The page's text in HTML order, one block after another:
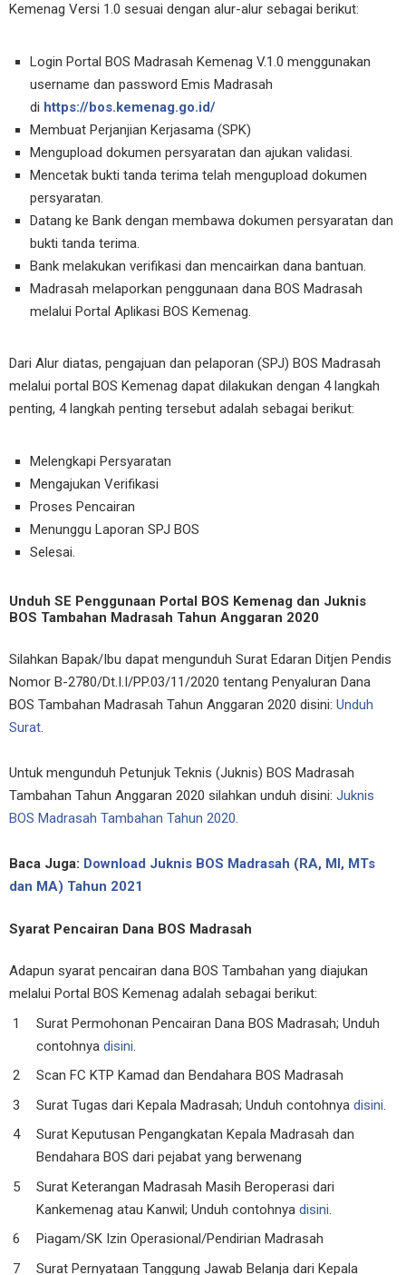
Kemenag Versi 1.0 sesuai dengan alur-alur sebagai berikut:
Login Portal BOS Madrasah Kemenag V.1.0 menggunakan
username dan password Emis Madrasah
di https://bos.kemenag.go.id/
Membuat Perjanjian Kerjasama (SPK)
Mengupload dokumen persyaratan dan ajukan validasi.
Mencetak bukti tanda terima telah mengupload dokumen
persyaratan.
Datang ke Bank dengan membawa dokumen persyaratan dan
bukti tanda terima.
Bank melakukan verifikasi dan mencairkan dana bantuan.
Madrasah melaporkan penggunaan dana BOS Madrasah
melalui Portal Aplikasi BOS Kemenag.
Dari Alur diatas, pengajuan dan pelaporan (SPJ) BOS Madrasah
melalui portal BOS Kemenag dapat dilakukan dengan 4 langkah
penting, 4 langkah penting tersebut adalah sebagai berikut:
Melengkapi Persyaratan
Mengajukan Verifikasi
Proses Pencairan
Menunggu Laporan SPJ BOS
Selesai.
Unduh SE Penggunaan Portal BOS Kemenag dan Juknis
BOS Tambahan Madrasah Tahun Anggaran 2020
Silahkan Bapak/Ibu dapat mengunduh Surat Edaran Ditjen Pendis
Nomor B-2780/Dt.I.I/PP.03/11/2020 tentang Penyaluran Dana
BOS Tambahan Madrasah Tahun Anggaran 2020 disini: Unduh
Surat.
Untuk mengunduh Petunjuk Teknis (Juknis) BOS Madrasah
Tambahan Tahun Anggaran 2020 silahkan unduh disini: Juknis
BOS Madrasah Tambahan Tahun 2020.
Baca Juga: Download Juknis BOS Madrasah (RA, MI, MTs
dan MA) Tahun 2021
Syarat Pencairan Dana BOS Madrasah
Adapun syarat pencairan dana BOS Tambahan yang diajukan
melalui Portal BOS Kemenag adalah sebagai berikut:
Surat Permohonan Pencairan Dana BOS Madrasah; Unduh
contohnya disini
Scan FC KTP Kamad dan Bendahara BOS Madrasah
Surat Tugas dari Kepala Madrasah; Unduh contohnya disini
Surat Keputusan Pengangkatan Kepala Madrasah dan
Bendahara BOS dari pejabat yang berwenang
Surat Keterangan Madrasah Masih Beroperasi dari
Kankemenag atau Kanwil; Unduh contohnya disini
Piagam/SK Izin Operasional/Pendirian Madrasah
Surat Pernyataan Tanggung Jawab Belanja dari Kepala